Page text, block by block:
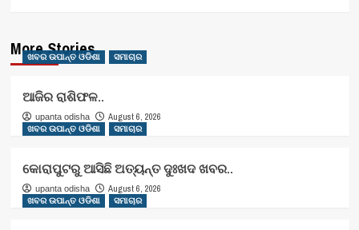
More Stories
ଖବର ଉପାନ୍ତ ଓଡିଶା ସମାଚାର
ଆଜିର ରାଶିଫଳ..
upanta odisha
August 6, 2026
ଖବର ଉପାନ୍ତ ଓଡିଶା
ସମାଚାର
କୋରାପୁଟରୁ ଆସିଛି ଅତ୍ୟନ୍ତ ଦୁଃଖଦ ଖବର..
upanta odisha
August 6, 2026
ଖବର ଉପାନ୍ତ ଓଡିଶା
ସମାଚାର